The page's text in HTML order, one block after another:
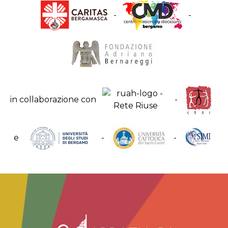
- -
in collaborazione con -
e - -